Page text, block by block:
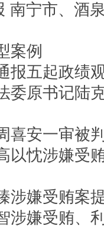
南宁市、酒
案例
报五起政绩
委原书记陆
喜安一审被
以忱涉嫌受
涉嫌受贿案
涉嫌受贿、